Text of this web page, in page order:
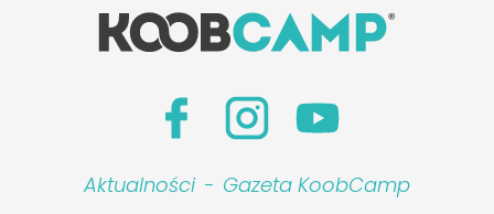
Aktualności - Gazeta KoobCamp